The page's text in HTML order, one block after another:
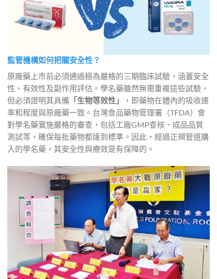
監管機構如何把關安全性？
原廠藥上市前必須通過極為嚴格的三期臨床試驗，涵蓋安全
性、有效性及副作用評估。學名藥雖然無需重複這些試驗，
但必須證明其具備 「生物等效性」
，即藥物在體內的吸收速
率和程度與原廠藥一致。台灣食品藥物管理署（TFDA）會
對學名藥實施嚴格的審查，包括工廠GMP查核、成品品質
測試等，確保每批藥物都達到標準。因此，經過正規管道購
入的學名藥，其安全性與療效是有保障的。